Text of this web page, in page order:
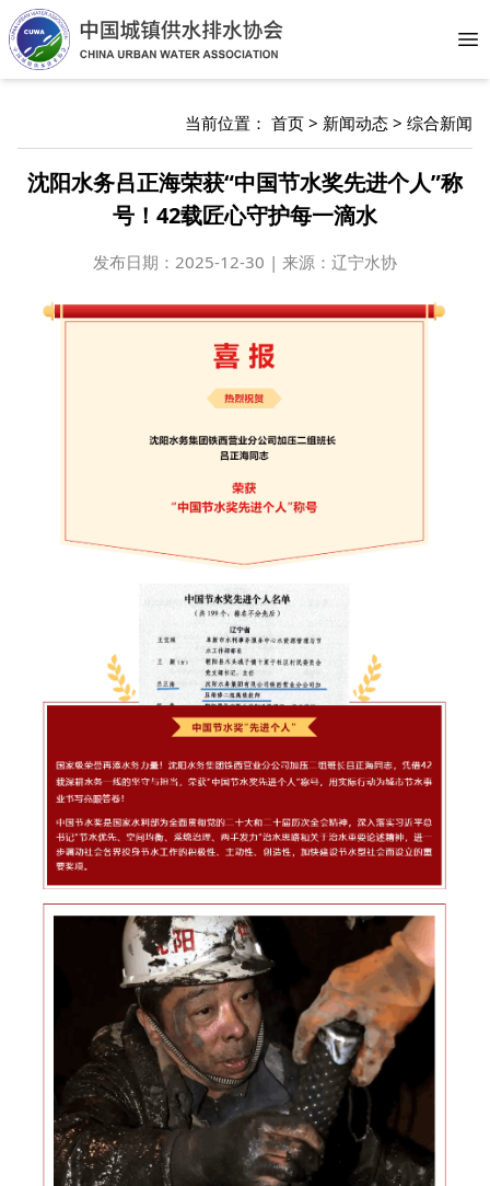
当前位置： 首页 > 新闻动态 > 综合新闻
沈阳水务吕正海荣获“中国节水奖先进个人”称
号！42载匠心守护每一滴水
发布日期： 2025-12-30 | 来源：辽宁水协